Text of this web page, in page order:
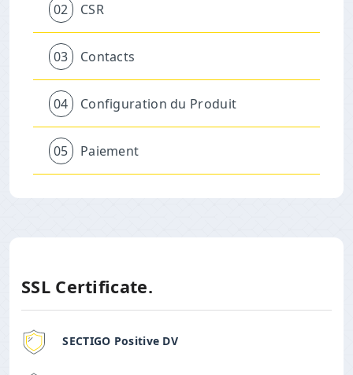
02 CSR
03 Contacts
04 Configuration du Produit
05 Paiement
SSL Certificate.
SECTIGO Positive DV